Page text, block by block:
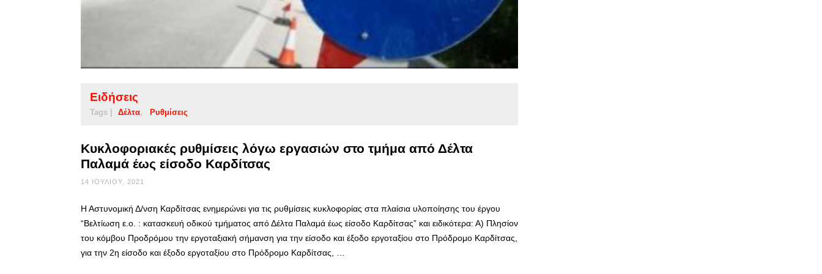
Ειδήσεις
Tags | Δέλτα Ρυθμίσεις
Κυκλοφοριακές ρυθμίσεις λόγω εργασιών στο τμήμα από Δέλτα
Παλαμά έως είσοδο Καρδίτσας
14 ΙΟΥΛΊΟΥ, 2021
Η Αστυνομική Δ/νση Καρδίτσας ενημερώνει για τις ρυθμίσεις κυκλοφορίας στα πλαίσια υλοποίησης του έργου
“Βελτίωση ε.ο. : κατασκευή οδικού τμήματος από Δέλτα Παλαμά έως είσοδο Καρδίτσας” και ειδικότερα: Α) Πλησίον
του κόμβου Προδρόμου την εργοταξιακή σήμανση για την είσοδο και έξοδο εργοταξίου στο Πρόδρομο Καρδίτσας,
για την 2η είσοδο και έξοδο εργοταξίου στο Πρόδρομο Καρδίτσας, …